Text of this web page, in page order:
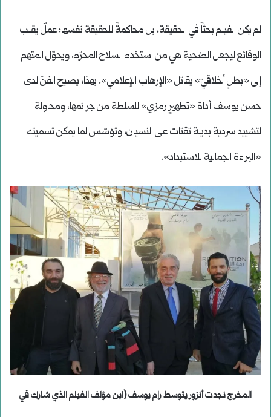
لم يكن الفيلم بحثاً في الحقيقة، بل محاكمةً للحقيقة نفسها؛ عملٌ يقلب
الوقائع ليجعل الضحية هي من استخدم السلاح المحرّم، ويحوّل المتهم
إلى «بطلٍ أخلاقيّ» يقاتل «الإرهاب الإعلامي». بهذا، يصبح الفنّ لدى
حسن يوسف أداة «تطهيرٍ رمزي» للسلطة من جرائمها، ومحاولة
لتشييد سردية بديلة تقتات على النسيان، وتؤسّس لما يمكن تسميته
«البراءة الجمالية للاستبداد».
المخرج نجدت أنزور يتوسط رام يوسف (ابن مؤلف الفيلم الذي شارك في